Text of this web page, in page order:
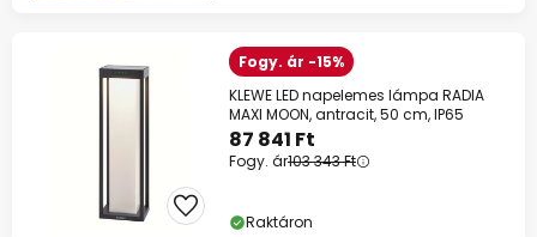
Fogy. ár -15%
KLEWE LED napelemes lámpa RADIA
MAXI MOON, antracit, 50 cm, IP65
87 841 Ft
Fogy. ár103 343 Ft
Raktáron